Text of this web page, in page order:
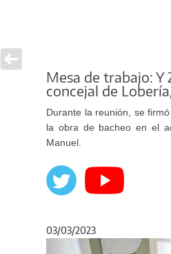
Mesa de trabajo:
concejal de
Durante la reunión, se
la obra de bacheo en el
Manuel.
03/03/2023
Anterior